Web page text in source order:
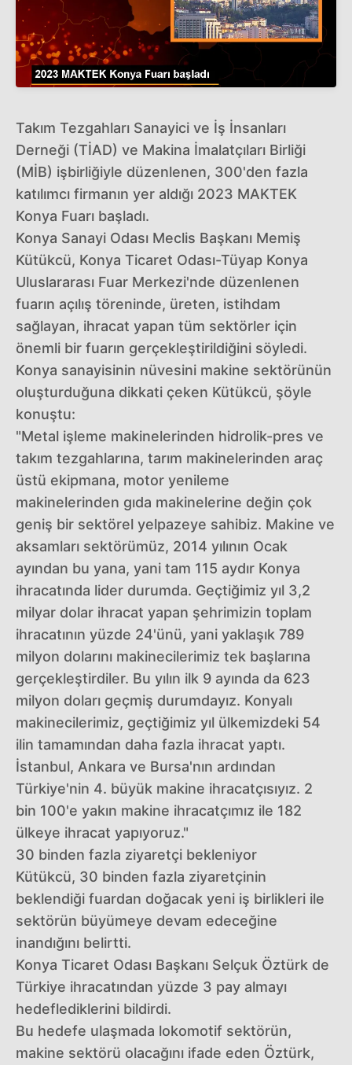
Takım Tezgahları Sanayici ve İş İnsanları
Derneği (TİAD) ve Makina İmalatçıları Birliği
(MİB) işbirliğiyle düzenlenen, 300'den fazla
katılımcı firmanın yer aldığı 2023 MAKTEK
Konya Fuarı başladı.
Konya Sanayi Odası Meclis Başkanı Memiş
Kütükcü, Konya Ticaret Odası-Tüyap Konya
Uluslararası Fuar Merkezi'nde düzenlenen
fuarın açılış töreninde, üreten, istihdam
sağlayan, ihracat yapan tüm sektörler için
önemli bir fuarın gerçekleştirildiğini söyledi.
Konya sanayisinin nüvesini makine sektörünün
oluşturduğuna dikkati çeken Kütükcü, şöyle
konuştu:
"Metal işleme makinelerinden hidrolik-pres ve
takım tezgahlarına, tarım makinelerinden araç
üstü ekipmana, motor yenileme
makinelerinden gıda makinelerine değin çok
geniş bir sektörel yelpazeye sahibiz. Makine ve
aksamları sektörümüz, 2014 yılının Ocak
ayından bu yana, yani tam 115 aydır Konya
ihracatında lider durumda. Geçtiğimiz yıl 3,2
milyar dolar ihracat yapan şehrimizin toplam
ihracatının yüzde 24'ünü, yani yaklaşık 789
milyon dolarını makinecilerimiz tek başlarına
gerçekleştirdiler. Bu yılın ilk 9 ayında da 623
milyon doları geçmiş durumdayız. Konyalı
makinecilerimiz, geçtiğimiz yıl ülkemizdeki 54
ilin tamamından daha fazla ihracat yaptı.
İstanbul, Ankara ve Bursa'nın ardından
Türkiye'nin 4. büyük makine ihracatçısıyız. 2
bin 100'e yakın makine ihracatçımız ile 182
ülkeye ihracat yapıyoruz."
30 binden fazla ziyaretçi bekleniyor
Kütükcü, 30 binden fazla ziyaretçinin
beklendiği fuardan doğacak yeni iş birlikleri ile
sektörün büyümeye devam edeceğine
inandığını belirtti.
Konya Ticaret Odası Başkanı Selçuk Öztürk de
Türkiye ihracatından yüzde 3 pay almayı
hedeflediklerini bildirdi.
Bu hedefe ulaşmada lokomotif sektörün,
makine sektörü olacağını ifade eden Öztürk,